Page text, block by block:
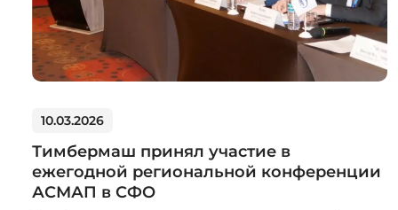
10.03.2026
Тимбермаш принял участие в
ежегодной региональной конференции
АСМАП в СФО